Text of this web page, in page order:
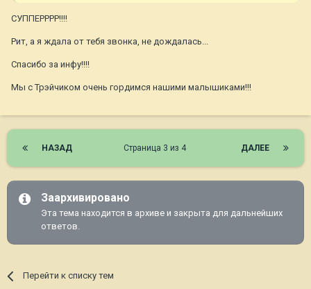
СУППЕРРРР!!!!
Рит, а я ждала от тебя звонка, не дождалась...
Спасибо за инфу!!!!
Мы с Трэйчиком очень гордимся нашими малышиками!!!
НАЗАД ДАЛЕЕ
Страница 3 из 4
Заархивировано
Эта тема находится в архиве и закрыта для дальнейших
ответов.
Перейти к списку тем